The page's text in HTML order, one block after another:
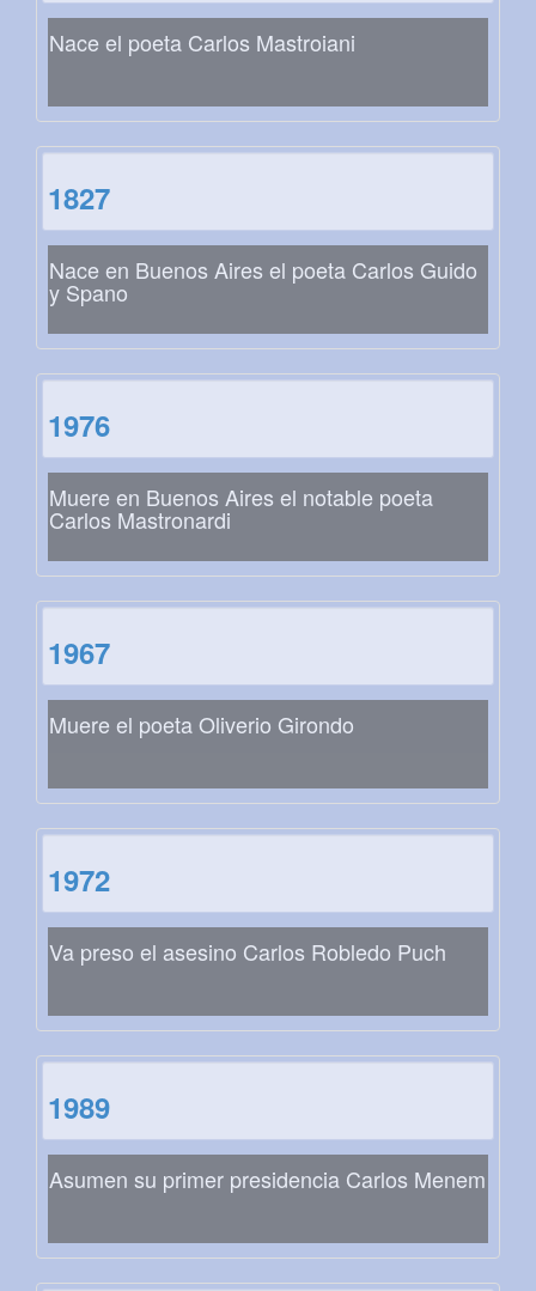
Nace el poeta Carlos Mastroiani
1827
Nace en Buenos Aires el poeta Carlos Guido
y Spano
1976
Muere en Buenos Aires el notable poeta
Carlos Mastronardi
1967
Muere el poeta Oliverio Girondo
1972
Va preso el asesino Carlos Robledo Puch
1989
Asumen su primer presidencia Carlos Menem